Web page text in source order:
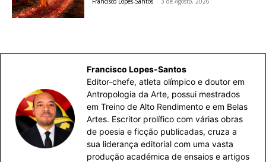
Francisco Lopes-Santos
Editor-chefe, atleta olímpico e doutor em
Antropologia da Arte, possui mestrados
em Treino de Alto Rendimento e em Belas
Artes. Escritor prolífico com várias obras
de poesia e ficção publicadas, cruza a
sua liderança editorial com uma vasta
produção académica de ensaios e artigos